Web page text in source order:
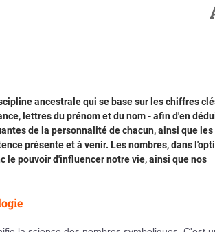
ancestrale qui se base sur les chiffres
lettres du prénom et du nom - afin d'en
de la personnalité de chacun, ainsi que les
présente et à venir. Les nombres, dans
le pouvoir d'influencer notre vie, ainsi que nos